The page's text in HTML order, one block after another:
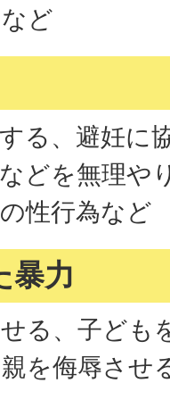
ど
る、避妊に
どを無理や
性行為など
暴力
る、子ども
を侮辱させ